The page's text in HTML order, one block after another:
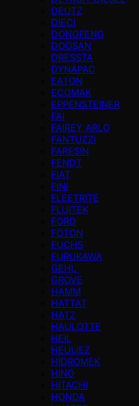
DEUTZ
DIECI
DONGFENG
DOOSAN
DRESSTA
DYNAPAC
EATON
ECOMAK
EPPENSTEINER
FAI
FAIREY ARLO
FANTUZZI
FARESIN
FENDT
FIAT
FINI
FLEETRITE
FLUITEK
FORD
FOTON
FUCHS
FURUKAWA
GEHL
GROVE
HAMM
HATTAT
HATZ
HAULOTTE
HEIL
HEULIEZ
HİDROMEK
HINO
HITACHI
HONDA